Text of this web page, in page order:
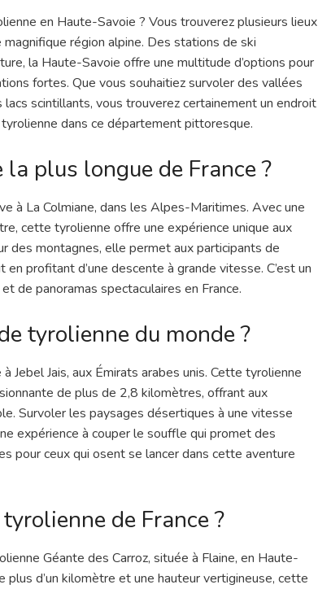
en Haute-Savoie ? Vous trouverez plusieurs lieux
région alpine. Des stations de ski
la Haute-Savoie offre une multitude d’options pour
fortes. Que vous souhaitiez survoler des vallées
scintillants, vous trouverez certainement un endroit
dans ce département pittoresque.
plus longue de France ?
à La Colmiane, dans les Alpes-Maritimes. Avec une
cette tyrolienne offre une expérience unique aux
des montagnes, elle permet aux participants de
profitant d’une descente à grande vitesse. C’est un
de panoramas spectaculaires en France.
tyrolienne du monde ?
Jebel Jais, aux Émirats arabes unis. Cette tyrolienne
de plus de 2,8 kilomètres, offrant aux
Survoler les paysages désertiques à une vitesse
expérience à couper le souffle qui promet des
pour ceux qui osent se lancer dans cette aventure
de France ?
Géante des Carroz, située à Flaine, en Haute-
d’un kilomètre et une hauteur vertigineuse, cette